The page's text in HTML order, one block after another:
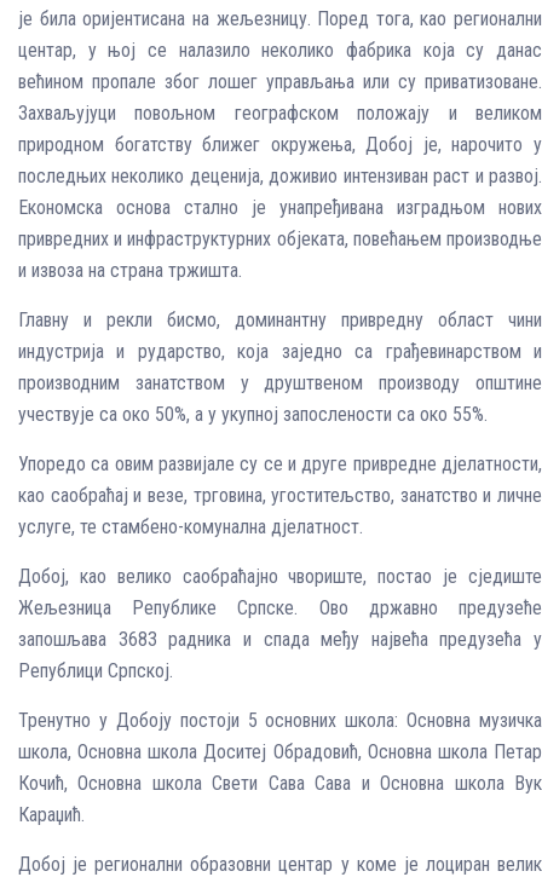
је била оријентисана на жељезницу. Поред тога, као регионални
центар, у њој се налазило неколико фабрика која су данас
већином пропале због лошег управљања или су приватизоване.
Захваљујуци повољном географском положају и великом
природном богатству ближег окружења, Добој је, нарочито у
последњих неколико деценија, доживио интензиван раст и развој.
Економска основа стално је унапређивана изградњом нових
привредних и инфраструктурних објеката, повећањем производње
и извоза на страна тржишта.
Главну и рекли бисмо, доминантну привредну област чини
индустрија и рударство, која заједно са грађевинарством и
производним занатством у друштвеном производу општине
учествује са око 50%, а у укупној запослености са око 55%.
Упоредо са овим развијале су се и друге привредне дјелатности,
као саобраћај и везе, трговина, угоститељство, занатство и личне
услуге, те стамбено-комунална дјелатност.
Добој, као велико саобраћајно чвориште, постао је сједиште
Жељезница Републике Српске. Ово државно предузеће
запошљава 3683 радника и спада међу највећа предузећа у
Републици Српској.
Тренутно у Добоју постоји 5 основних школа: Основна музичка
школа, Основна школа Доситеј Обрадовић, Основна школа Петар
Кочић, Основна школа Свети Сава Сава и Основна школа Вук
Караџић.
Добој је регионални образовни центар у коме је лоциран велик